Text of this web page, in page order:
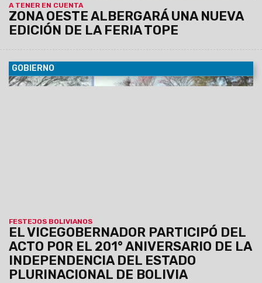
A TENER EN CUENTA
ZONA OESTE ALBERGARÁ UNA NUEVA
EDICIÓN DE LA FERIA TOPE
GOBIERNO
FESTEJOS BOLIVIANOS
EL VICEGOBERNADOR PARTICIPÓ DEL
ACTO POR EL 201° ANIVERSARIO DE LA
INDEPENDENCIA DEL ESTADO
PLURINACIONAL DE BOLIVIA
07/08/2026 Antonio Marocco acompañó la